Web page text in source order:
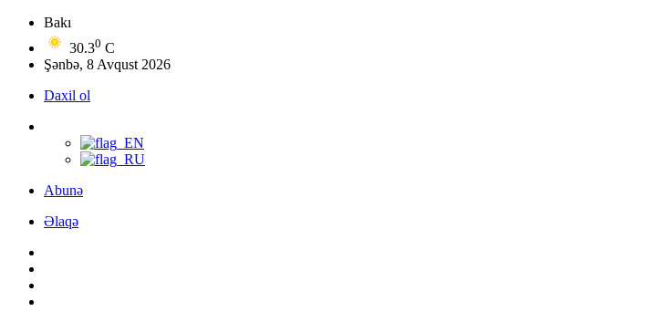
Bakı
30.30 C
Şənbə, 8 Avqust 2026
Daxil ol
Abunə
Əlaqə